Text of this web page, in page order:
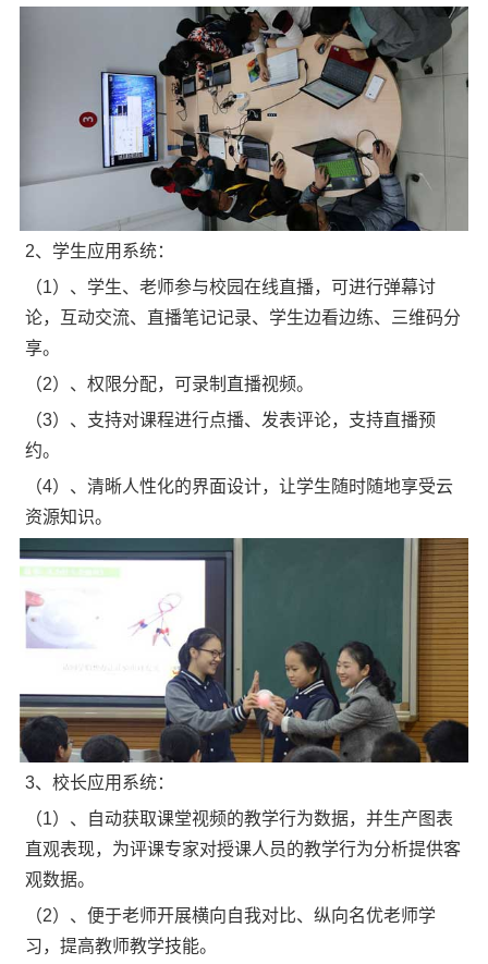
2、学生应用系统：
（1）、学生、老师参与校园在线直播，可进行弹幕讨
论，互动交流、直播笔记记录、学生边看边练、三维码分
享。
（2）、权限分配，可录制直播视频。
（3）、支持对课程进行点播、发表评论，支持直播预
约。
（4）、清晰人性化的界面设计，让学生随时随地享受云
资源知识。
3、校长应用系统：
（1）、自动获取课堂视频的教学行为数据，并生产图表
直观表现，为评课专家对授课人员的教学行为分析提供客
观数据。
（2）、便于老师开展横向自我对比、纵向名优老师学
习，提高教师教学技能。